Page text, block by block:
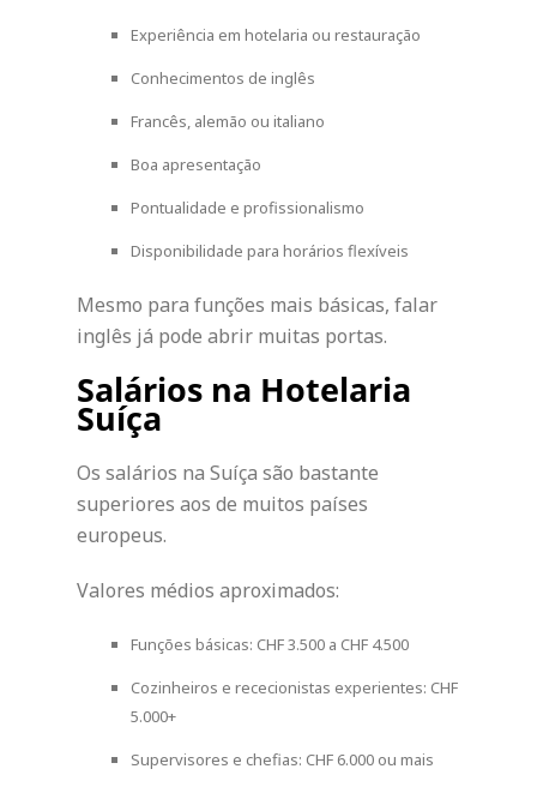
Experiência em hotelaria ou restauração
Conhecimentos de inglês
Francês, alemão ou italiano
Boa apresentação
Pontualidade e profissionalismo
Disponibilidade para horários flexíveis
Mesmo para funções mais básicas, falar
inglês já pode abrir muitas portas.
Salários na Hotelaria
Suíça
Os salários na Suíça são bastante
superiores aos de muitos países
europeus.
Valores médios aproximados:
Funções básicas: CHF 3.500 a CHF 4.500
Cozinheiros e rececionistas experientes: CHF
5.000+
Supervisores e chefias: CHF 6.000 ou mais